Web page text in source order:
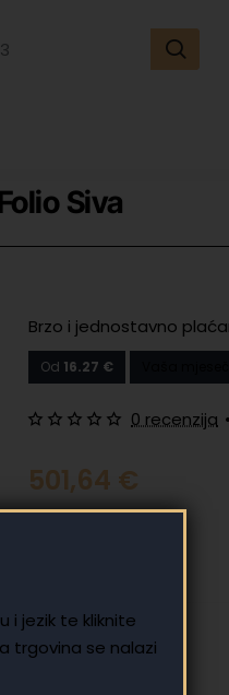
i jezik te kliknite
trgovina se nalazi
Siva
Brzo i jednostavno
Od 16.27 €
0 recenzija
501,64 €
Bez poreza: 501,64 €